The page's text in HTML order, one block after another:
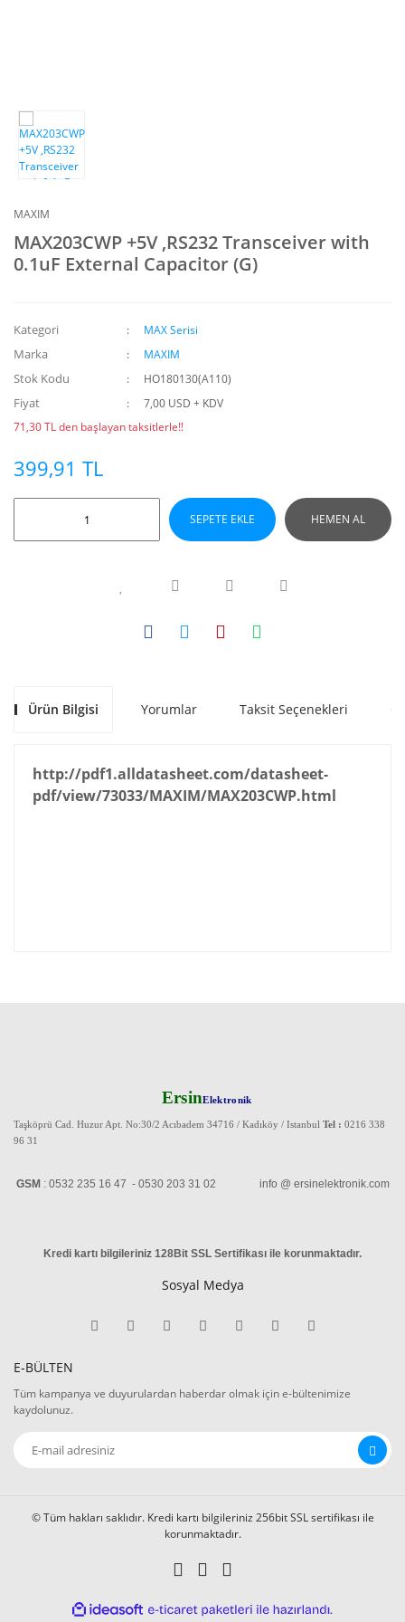
MAXIM
MAX203CWP +5V ,RS232 Transceiver with
0.1uF External Capacitor (G)
Kategori MAX Serisi
Marka MAXIM
Stok Kodu HO180130(A110)
Fiyat
7,00 USD + KDV
71,30 TL den başlayan taksitlerle!!
399,91 TL
SEPETE EKLE HEMEN AL
Ürün Bilgisi Yorumlar Taksit Seçenekleri
http://pdf1.alldatasheet.com/datasheet-
pdf/view/73033/MAXIM/MAX203CWP.html
ErsinElektronik
Taşköprü Cad. Huzur Apt. No:30/2 Acıbadem 34716 / Kadıköy / Istanbul Tel : 0216 338
96 31
GSM : 0532 235 16 47 - 0530 203 31 02 info @ ersinelektronik.com
Kredi kartı bilgileriniz 128Bit SSL Sertifikası ile korunmaktadır.
Sosyal Medya
E-BÜLTEN
Tüm kampanya ve duyurulardan haberdar olmak için e-bültenimize
kaydolunuz.
© Tüm hakları saklıdır. Kredi kartı bilgileriniz 256bit SSL sertifikası ile
korunmaktadır.
ideasoft
e-